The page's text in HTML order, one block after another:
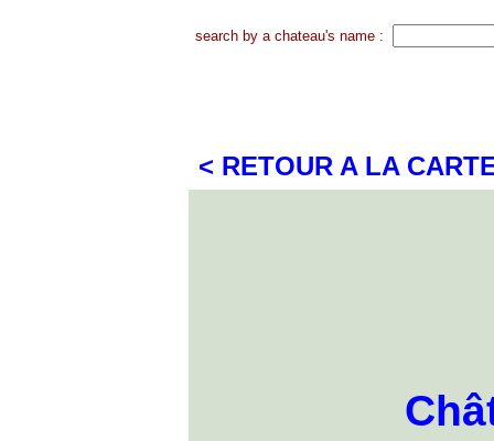
search by a chateau's name :
< RETOUR A LA